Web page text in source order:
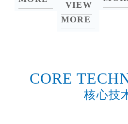
VIEW
MORE
CORE
核心技